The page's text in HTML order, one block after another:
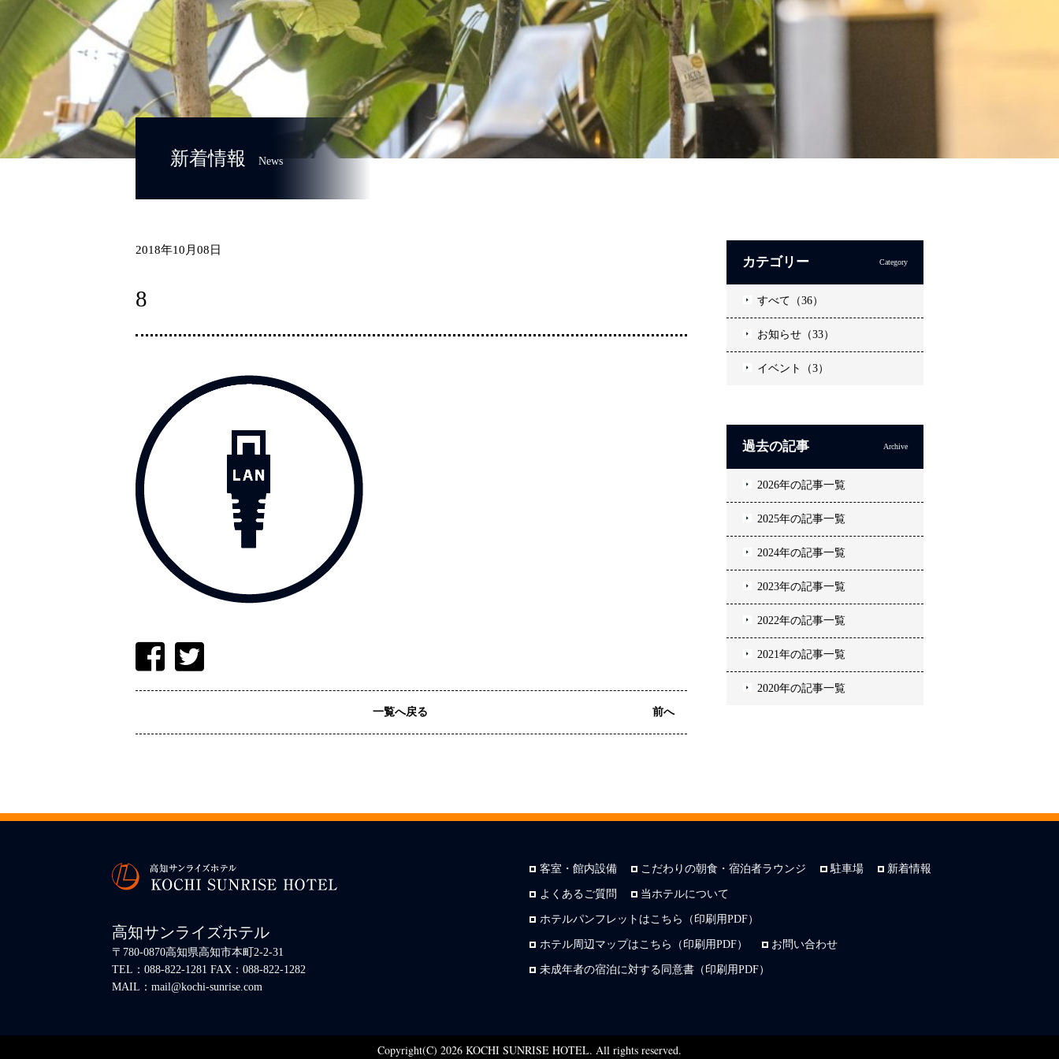
新着情報 News
2018年10月08日
8
一覧へ戻る 前へ
カテゴリー Category
すべて（36）
お知らせ（33）
イベント（3）
過去の記事 Archive
2026年の記事一覧
2025年の記事一覧
2024年の記事一覧
2023年の記事一覧
2022年の記事一覧
2021年の記事一覧
2020年の記事一覧
客室・館内設備 こだわりの朝食・宿泊者ラウンジ 駐車場 新着情報
よくあるご質問 当ホテルについて
ホテルパンフレットはこちら（印刷用PDF）
ホテル周辺マップはこちら（印刷用PDF） お問い合わせ
未成年者の宿泊に対する同意書（印刷用PDF）
高知サンライズホテル
〒780-0870高知県高知市本町2-2-31
TEL：088-822-1281 FAX：088-822-1282
MAIL：mail@kochi-sunrise.com
Copyright(C) 2026 KOCHI SUNRISE HOTEL. All rights reserved.